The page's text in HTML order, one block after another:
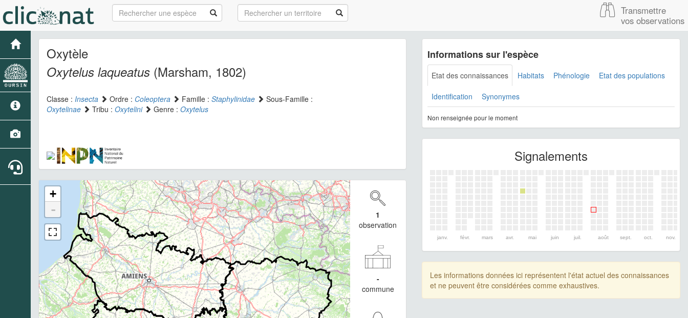
Transmettre
vos observations
Oxytèle
Oxytelus laqueatus (Marsham, 1802)
Classe : Insecta Ordre : Coleoptera Famille : Staphylinidae
Sous-Famille :
Oxytelinae
Tribu : Oxytelini Genre : Oxytelus
+
-
1
observation
-
commune
Informations sur l'espèce
Etat des connaissances Habitats Phénologie Etat des populations
Identification Synonymes
Non renseignée pour le moment
Signalements
janv. févr. mars avr. mai juin juil. août sept. oct. nov.
Les informations données ici représentent l'état actuel des connaissances
et ne peuvent être considérées comme exhaustives.